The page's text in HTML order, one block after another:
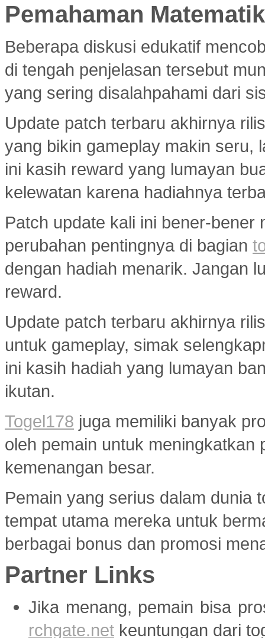
Pemahaman
Beberapa diskusi edukatif
di tengah penjelasan tersebut
yang sering disalahpahami dari
Update patch terbaru akhirnya
yang bikin gameplay makin seru,
ini kasih reward yang lumayan
kelewatan karena hadiahnya
Patch update kali ini bener-
perubahan pentingnya di bagian
dengan hadiah menarik. Jangan
reward.
Update patch terbaru akhirnya
untuk gameplay, simak
ini kasih hadiah yang lumayan
ikutan.
Togel178 juga memiliki banyak
oleh pemain untuk meningkatkan
kemenangan besar.
Pemain yang serius dalam dunia
tempat utama mereka untuk
berbagai bonus dan promosi
Partner Links
Jika menang, pemain bisa
rchgate.net keuntungan dari